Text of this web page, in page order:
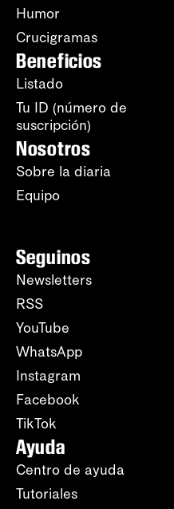
Humor
Crucigramas
Beneficios
Listado
Tu ID (número de
suscripción)
Nosotros
Sobre la diaria
Equipo
Seguinos
Newsletters
RSS
YouTube
WhatsApp
Instagram
Facebook
TikTok
Ayuda
Centro de ayuda
Tutoriales